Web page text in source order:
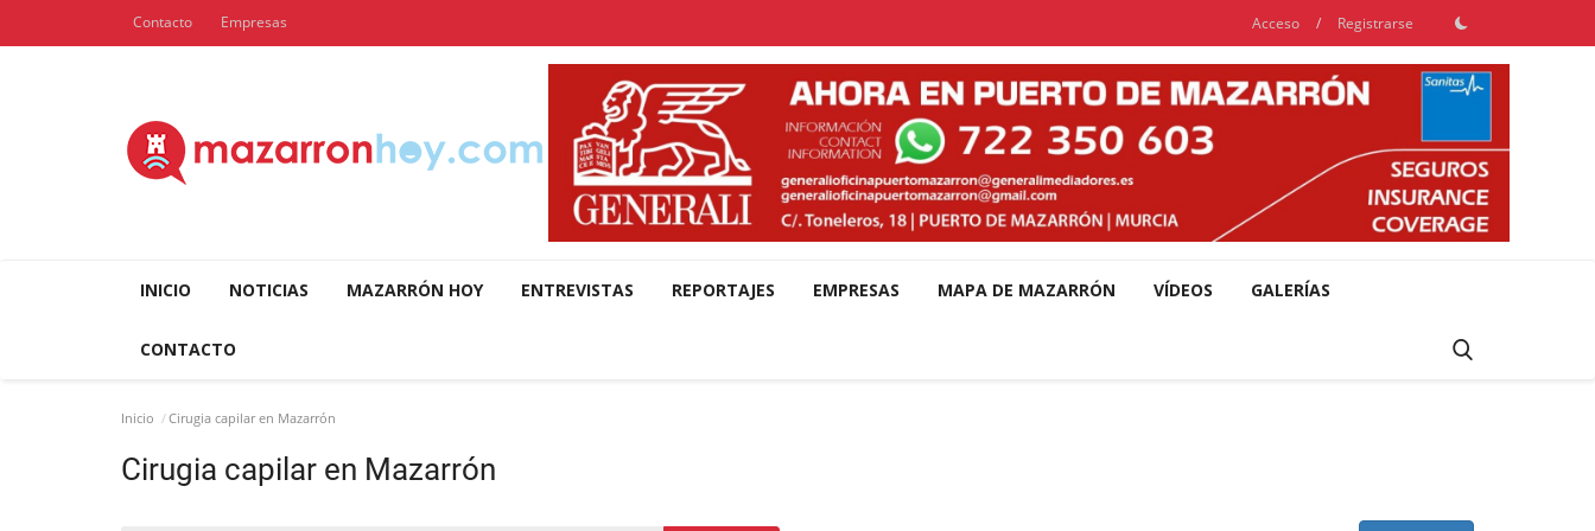
Contacto Empresas Acceso / Registrarse
INICIO NOTICIAS MAZARRÓN HOY ENTREVISTAS REPORTAJES EMPRESAS MAPA DE MAZARRÓN VÍDEOS GALERÍAS
CONTACTO
Inicio Cirugia capilar en Mazarrón
Cirugia capilar en Mazarrón